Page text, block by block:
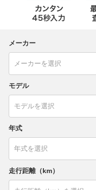
メーカー
モデル
年式
走行距離（km）